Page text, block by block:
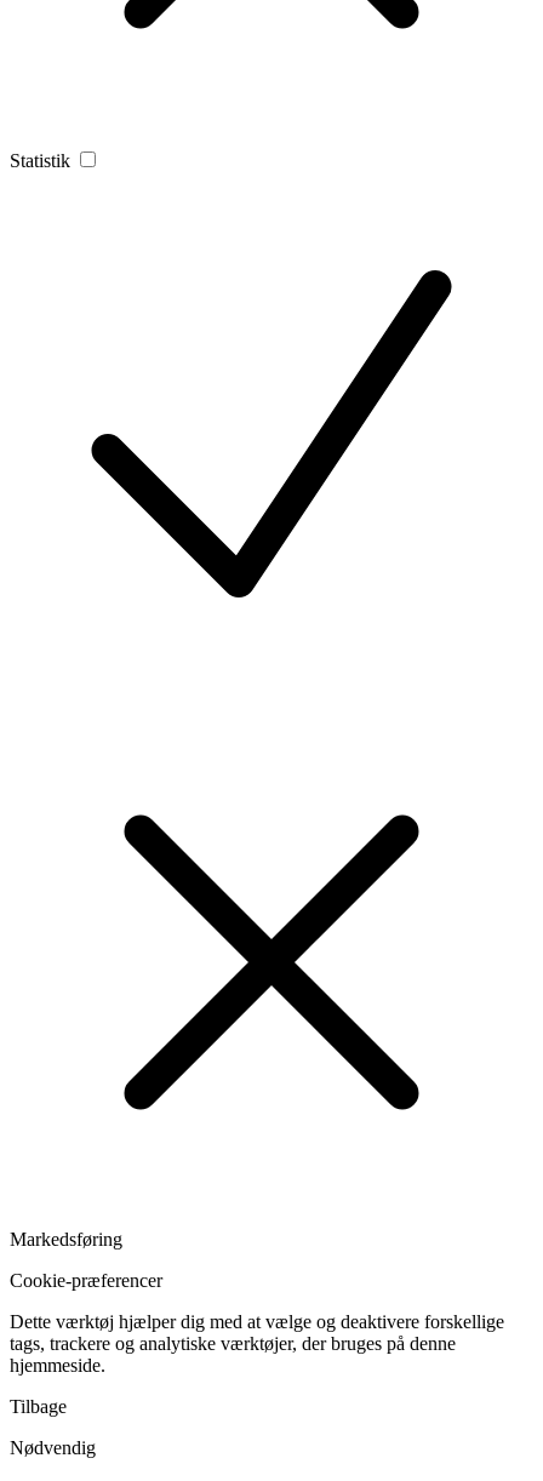
Statistik
Markedsføring
Cookie-præferencer
Dette værktøj hjælper dig med at vælge og deaktivere forskellige
tags, trackere og analytiske værktøjer, der bruges på denne
hjemmeside.
Tilbage
Nødvendig